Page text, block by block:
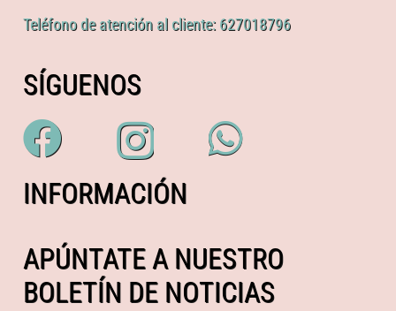
Teléfono de atención al cliente: 627018796
SÍGUENOS
INFORMACIÓN
APÚNTATE A NUESTRO
BOLETÍN DE NOTICIAS